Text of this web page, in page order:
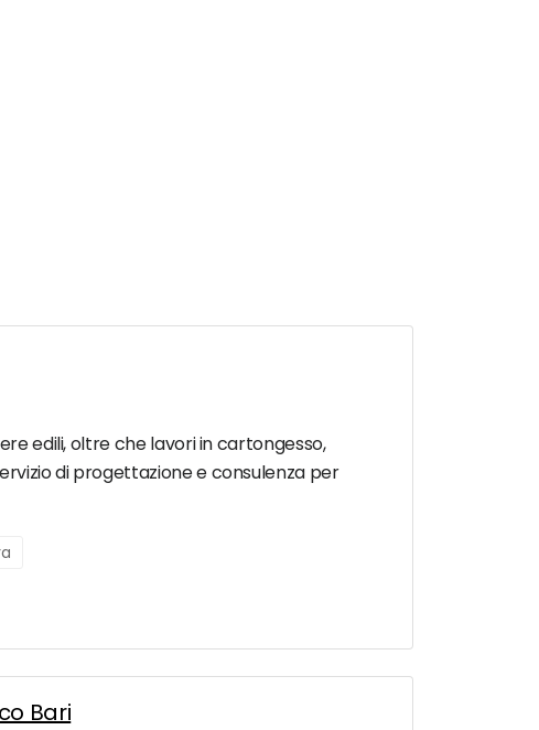
edili, oltre che lavori in cartongesso,
di progettazione e consulenza per
Bari